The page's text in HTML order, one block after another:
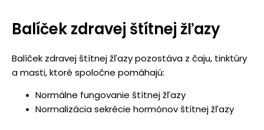
Balíček zdravej štítnej žľazy
Balíček zdravej štítnej žľazy pozostáva z čaju, tinktúry
a masti, ktoré spoločne pomáhajú:
Normálne fungovanie štítnej žľazy
Normalizácia sekrécie hormónov štítnej žľazy